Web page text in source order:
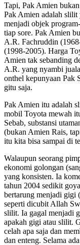
Tapi, Pak Amien
Pak Amien adalah slilit
menjadi objek
tiap sore. Pak Amien
A.R. Fachruddin
(1998-2005). Harga
Amien tak sebanding
A.R. yang nyambi
onthel kepunyaan Pak
gitu saja.
Pak Amien itu adalah
mobil Toyota mewah
Sebab, substansi
(bukan Amien Rais,
itu kita bisa sampai di
Walaupun seorang
ekonomi golongan
yang konsisten. Ia
tahun 2004 sedikit
bertarung menjadi gigi
seperti dicubit Allah
slilit. Ia gagal menjadi
apakah gigi atau slilit.
celah apa saja dan
dan enteng. Selama